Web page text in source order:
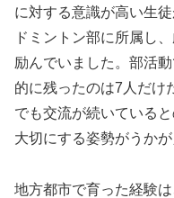
に対する意識が高い生
ドミントン部に所属し
励んでいました。部活
的に残ったのは7人だけ
でも交流が続いている
大切にする姿勢がうかが
地方都市で育った経験